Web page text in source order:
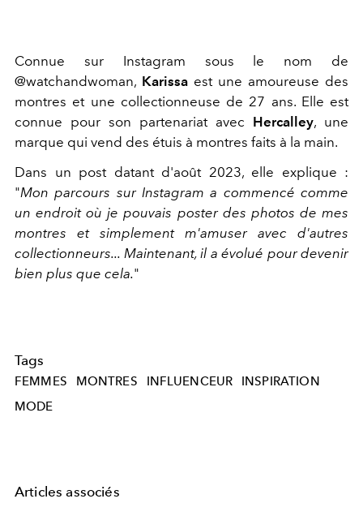
Connue sur Instagram sous le nom de
@watchandwoman, Karissa est une amoureuse des
montres et une collectionneuse de 27 ans. Elle est
connue pour son partenariat avec Hercalley, une
marque qui vend des étuis à montres faits à la main.
Dans un post datant d'août 2023, elle explique :
"Mon parcours sur Instagram a commencé comme
un endroit où je pouvais poster des photos de mes
montres et simplement m'amuser avec d'autres
collectionneurs... Maintenant, il a évolué pour devenir
bien plus que cela."
Tags
FEMMES MONTRES INFLUENCEUR
INSPIRATION
MODE
Articles associés